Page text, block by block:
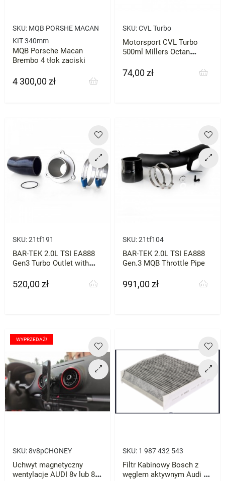
SKU: MQB PORSHE MACAN
KIT 340mm
MQB Porsche Macan
Brembo 4 tłok zaciski
Cena
4 300,00 zł
SKU:CVL Turbo
Motorsport CVL Turbo
500ml Millers Octan
Cena
74,00 zł
SKU:21tf191
BAR-TEK 2.0L TSI EA888
Gen3 Turbo Outlet with
Cena
520,00 zł
SKU:21tf104
BAR-TEK 2.0L TSI EA888
Gen.3 MQB Throttle Pipe
Cena
991,00 zł
SKU:8v8pCHONEY
Uchwyt magnetyczny
wentylacje AUDI 8v lub 8p
WYPRZEDAŻ!
SKU: 1 987 432 543
Filtr Kabinowy Bosch z
węglem aktywnym Audi S3